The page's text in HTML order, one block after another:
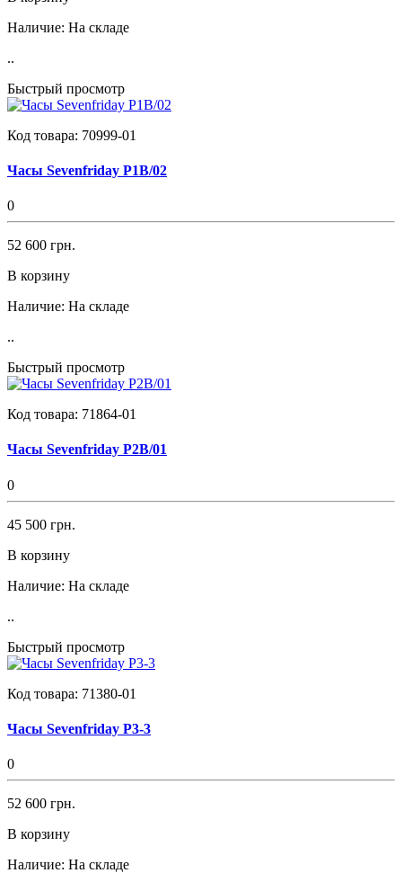
Наличие: На складе
..
Быстрый просмотр
Код товара: 70999-01
Часы Sevenfriday P1B/02
0
52 600 грн.
В корзину
Наличие: На складе
..
Быстрый просмотр
Код товара: 71864-01
Часы Sevenfriday P2B/01
0
45 500 грн.
В корзину
Наличие: На складе
..
Быстрый просмотр
Код товара: 71380-01
Часы Sevenfriday P3-3
0
52 600 грн.
В корзину
Наличие: На складе